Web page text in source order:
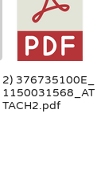
2) 376735100E_
1150031568_AT
TACH2.pdf